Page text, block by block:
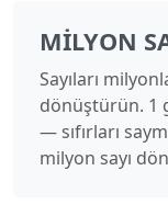
MILYON
Sayıları
dönüştürün. 1
— sıfırları
milyon sayı